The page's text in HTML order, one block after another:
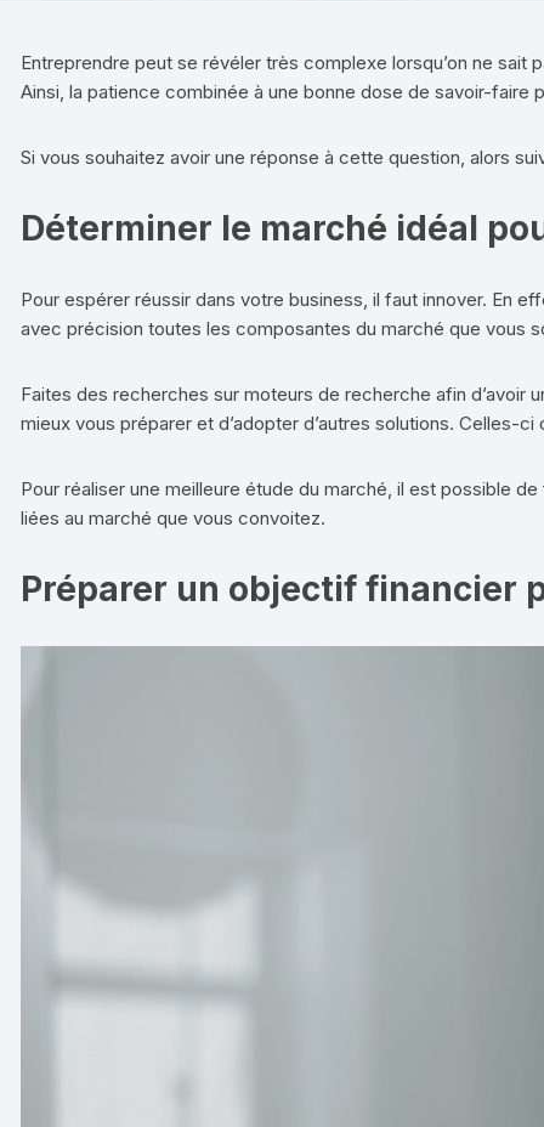
Entreprendre peut se révéler très complexe lorsqu’on ne
Ainsi, la patience combinée à une bonne dose de savoir-
Si vous souhaitez avoir une réponse à cette question, alors
Déterminer le marché idéal
Pour espérer réussir dans votre business, il faut innover. En
avec précision toutes les composantes du marché que vous
Faites des recherches sur moteurs de recherche afin d’avoir
mieux vous préparer et d’adopter d’autres solutions. Celles-
Pour réaliser une meilleure étude du marché, il est possible
liées au marché que vous convoitez.
Préparer un objectif financier